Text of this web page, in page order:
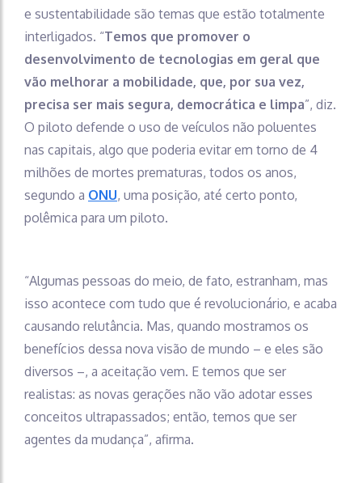
e sustentabilidade são temas que estão totalmente
interligados. “Temos que promover o
desenvolvimento de tecnologias em geral que
vão melhorar a mobilidade, que, por sua vez,
precisa ser mais segura, democrática e limpa”, diz.
O piloto defende o uso de veículos não poluentes
nas capitais, algo que poderia evitar em torno de 4
milhões de mortes prematuras, todos os anos,
segundo a ONU, uma posição, até certo ponto,
polêmica para um piloto.
“Algumas pessoas do meio, de fato, estranham, mas
isso acontece com tudo que é revolucionário, e acaba
causando relutância. Mas, quando mostramos os
benefícios dessa nova visão de mundo – e eles são
diversos –, a aceitação vem. E temos que ser
realistas: as novas gerações não vão adotar esses
conceitos ultrapassados; então, temos que ser
agentes da mudança”, afirma.